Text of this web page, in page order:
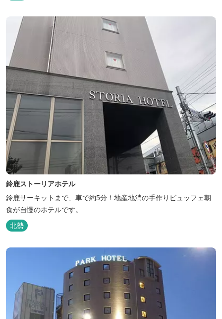
鈴鹿ストーリアホテル
鈴鹿サーキットまで、車で約5分！地産地消の手作りビュッフェ朝
食が自慢のホテルです。
北勢